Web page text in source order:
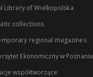
Library of Wielkopolska
collections
regional magazines
Ekonomiczny w Poznaniu
współtworzące